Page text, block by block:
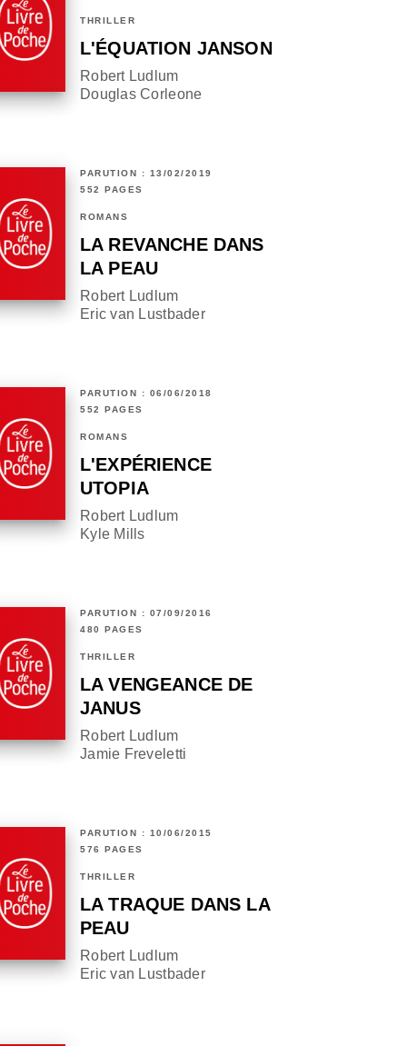
THRILLER
L'ÉQUATION JANSON
Robert Ludlum
Douglas Corleone
PARUTION : 13/02/2019
552 PAGES
ROMANS
LA REVANCHE DANS
LA PEAU
Robert Ludlum
Eric van Lustbader
PARUTION : 06/06/2018
552 PAGES
ROMANS
L'EXPÉRIENCE
UTOPIA
Robert Ludlum
Kyle Mills
PARUTION : 07/09/2016
480 PAGES
THRILLER
LA VENGEANCE DE
JANUS
Robert Ludlum
Jamie Freveletti
PARUTION : 10/06/2015
576 PAGES
THRILLER
LA TRAQUE DANS LA
PEAU
Robert Ludlum
Eric van Lustbader